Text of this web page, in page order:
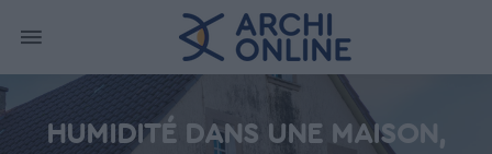
HUMIDITÉ DANS UNE MAISON,